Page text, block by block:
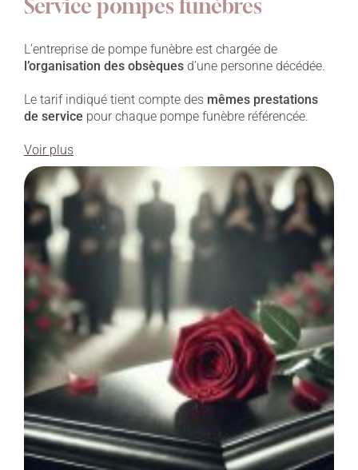
Service pompes funèbres
L’entreprise de pompe funèbre est chargée de
l’organisation des obsèques d’une personne décédée.
Le tarif indiqué tient compte des mêmes prestations
de service pour chaque pompe funèbre référencée.
Voir plus